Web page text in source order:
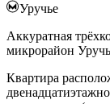
Уручье
Аккуратная
микрорайон
Квартира